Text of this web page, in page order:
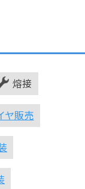
熔接
ヤ販売